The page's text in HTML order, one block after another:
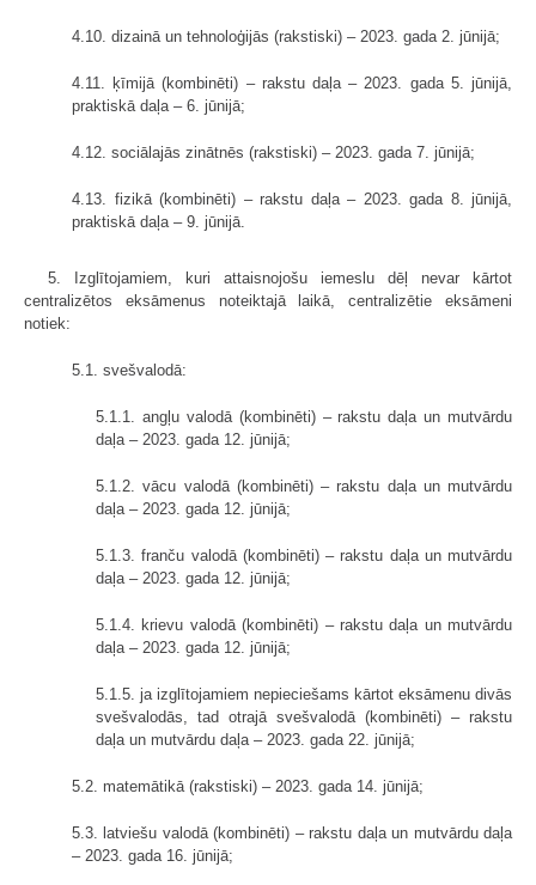
4.10. dizainā un tehnoloģijās (rakstiski) – 2023. gada 2. jūnijā;
4.11. ķīmijā (kombinēti) – rakstu daļa – 2023. gada 5. jūnijā,
praktiskā daļa – 6. jūnijā;
4.12. sociālajās zinātnēs (rakstiski) – 2023. gada 7. jūnijā;
4.13. fizikā (kombinēti) – rakstu daļa – 2023. gada 8. jūnijā,
praktiskā daļa – 9. jūnijā.
5. Izglītojamiem, kuri attaisnojošu iemeslu dēļ nevar kārtot
centralizētos eksāmenus noteiktajā laikā, centralizētie eksāmeni
notiek:
5.1. svešvalodā:
5.1.1. angļu valodā (kombinēti) – rakstu daļa un mutvārdu
daļa – 2023. gada 12. jūnijā;
5.1.2. vācu valodā (kombinēti) – rakstu daļa un mutvārdu
daļa – 2023. gada 12. jūnijā;
5.1.3. franču valodā (kombinēti) – rakstu daļa un mutvārdu
daļa – 2023. gada 12. jūnijā;
5.1.4. krievu valodā (kombinēti) – rakstu daļa un mutvārdu
daļa – 2023. gada 12. jūnijā;
5.1.5. ja izglītojamiem nepieciešams kārtot eksāmenu divās
svešvalodās, tad otrajā svešvalodā (kombinēti) – rakstu
daļa un mutvārdu daļa – 2023. gada 22. jūnijā;
5.2. matemātikā (rakstiski) – 2023. gada 14. jūnijā;
5.3. latviešu valodā (kombinēti) – rakstu daļa un mutvārdu daļa
– 2023. gada 16. jūnijā;